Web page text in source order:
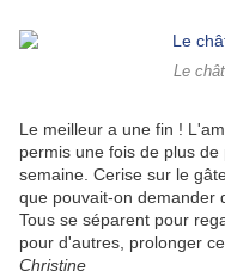
Le
Le meilleur a une fin !
permis une fois de plus
semaine. Cerise sur le
que pouvait-on demander
Tous se séparent pour
pour d'autres, prolonger
Christine